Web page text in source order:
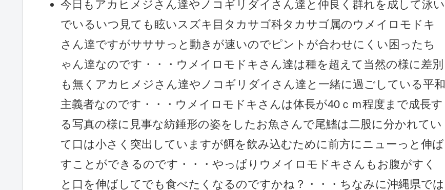
今日もアカヒメジさん達やノコギリダイさん達と仲良く群れを成して泳い
でいるいつ見ても眩いスズキ目タカサゴ科タカサゴ属のウメイロモドキ
さん達ですがサササっと動きが速いのでピントが合わせにくい困ったち
ゃん達なのです・・・ウメイロモドキさん達は種を超えて当然の様に差別
も無くアカヒメジさん達やノコギリダイさん達と一緒に過ごしている平和
主義者なのです・・・ウメイロモドキさんは体長が40ｃｍ程度まで成長す
る写真の様に見事な紡錘形の姿をしたお魚さんで尾鰭は二股に分かれてい
て口は小さく突出していますが餌を飲み込むために前方にニューっと伸ば
すことができるのです・・・やっぱりウメイロモドキさんもお腹がすく
と口を伸ばしてでも食べたくなるのですかね？・・・ちなみに沖縄県では